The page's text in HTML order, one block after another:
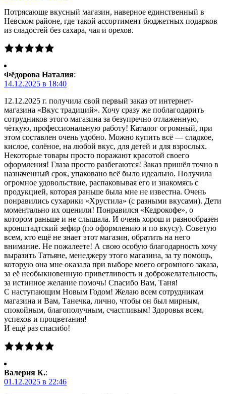
Потрясающе вкусный магазин, наверное единственный в
Невском районе, где такой ассортимент бюджетных подарков
из сладостей без сахара, чая и орехов.
Фёдорова Наталия:
14.12.2025 в 18:40
12.12.2025 г. получила свой первый заказ от интернет-
магазина «Вкус традиций». Хочу сразу же поблагодарить
сотрудников этого магазина за безупречно отлаженную,
чёткую, профессиональную работу! Каталог огромный, при
этом составлен очень удобно. Можно купить всё — сладкое,
кислое, солёное, на любой вкус, для детей и для взрослых.
Некоторые товары просто поражают красотой своего
оформления! Глаза просто разбегаются! Заказ пришёл точно в
назначенный срок, упаковано всё было идеально. Получила
огромное удовольствие, распаковывая его и знакомясь с
продукцией, которая раньше была мне не известна. Очень
понравились сухарики «Хрустила» (с разными вкусами). Дети
моментально их оценили! Понравился «Кедрокофе», о
котором раньше и не слышала. И очень хорош и разнообразен
кронштадтский зефир (по оформлению и по вкусу). Советую
всем, кто ещё не знает этот магазин, обратить на него
внимание. Не пожалеете! А свою особую благодарность хочу
выразить Татьяне, менеджеру этого магазина, за ту помощь,
которую она мне оказала при выборе моего огромного заказа,
за её необыкновенную приветливость и доброжелательность,
за истинное желание помочь! Спасибо Вам, Таня!
С наступающим Новым Годом! Желаю всем сотрудникам
магазина и Вам, Танечка, лично, чтобы он был мирным,
спокойным, благополучным, счастливым! Здоровья всем,
успехов и процветания!
И ещё раз спасибо!
Валерия К.:
01.12.2025 в 22:46